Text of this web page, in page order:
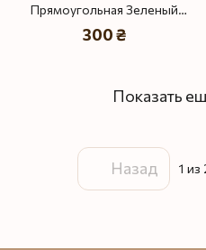
Прямоугольная Зеленый
Барбарис
300 ₴
Показать
Назад 1 из